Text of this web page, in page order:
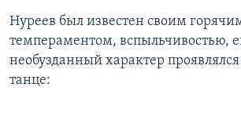
Нуреев был известен своим
темпераментом, вспыльчивостью,
необузданный характер
танце: